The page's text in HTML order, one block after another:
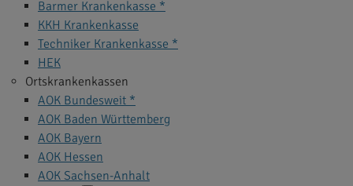
Barmer Krankenkasse *
KKH Krankenkasse
Techniker Krankenkasse *
HEK
Ortskrankenkassen
AOK Bundesweit *
AOK Baden Württemberg
AOK Bayern
AOK Hessen
AOK Sachsen-Anhalt